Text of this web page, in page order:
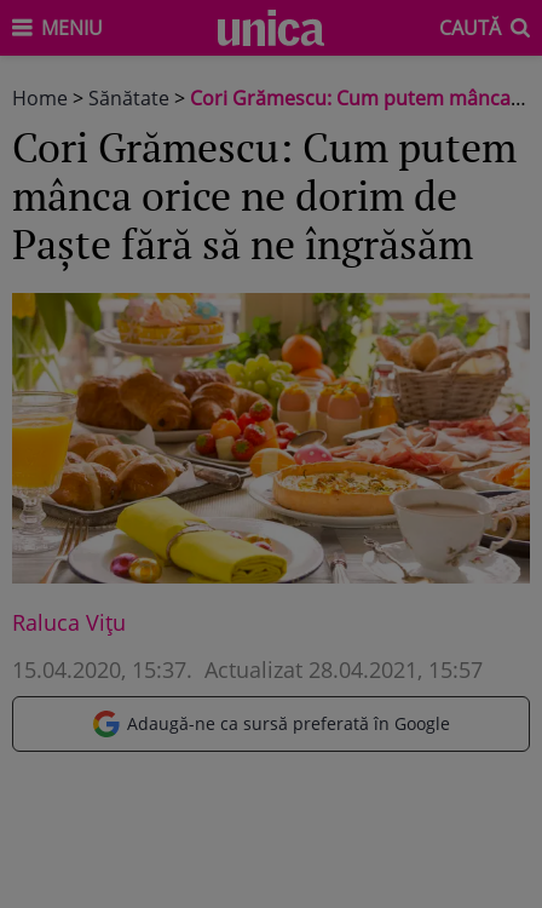
MENIU CAUTĂ
Home > Sănătate > Cori Grămescu: Cum putem mânca orice ne dorim de Paște fără să ne îngrăsăm
Cori Grămescu: Cum putem
mânca orice ne dorim de
Paște fără să ne îngrăsăm
Raluca Vițu
15.04.2020, 15:37. Actualizat 28.04.2021, 15:57
Adaugă-ne ca sursă preferată în Google